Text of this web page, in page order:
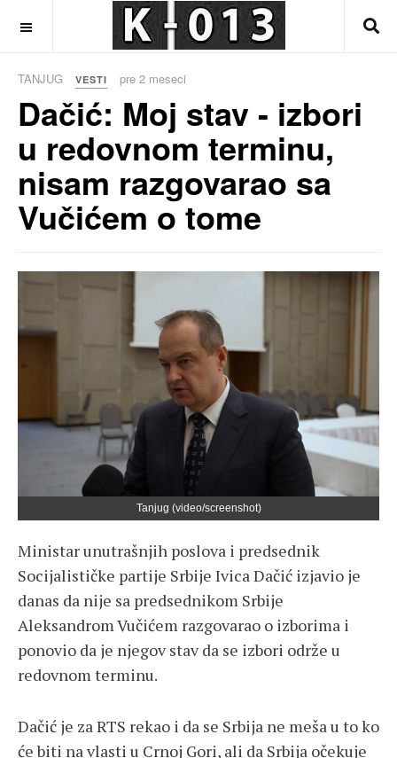
TANJUG VESTI pre 2 meseci
Dačić: Moj stav - izbori
u redovnom terminu,
nisam razgovarao sa
Vučićem o tome
Tanjug (video/screenshot)
Ministar unutrašnjih poslova i predsednik
Socijalističke partije Srbije Ivica Dačić izjavio je
danas da nije sa predsednikom Srbije
Aleksandrom Vučićem razgovarao o izborima i
ponovio da je njegov stav da se izbori održe u
redovnom terminu.
Dačić je za RTS rekao i da se Srbija ne meša u to ko
će biti na vlasti u Crnoj Gori, ali da Srbija očekuje